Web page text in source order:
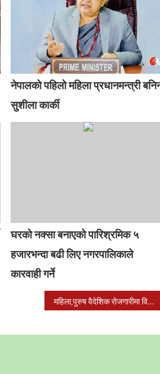
नेपालको पहिलो महिला प्रधानमन्त्री
सुशीला कार्की
घरको नक्सा बनाएको पारिश्रमिक ५
हजारभन्दा बढी लिए नगरपालिकाले
कारवाही गर्ने
महिला,पुरुष वैदेशिक रोजगारीमा विदेशीन थालेपछि गाउँ नै खाली हुँदै